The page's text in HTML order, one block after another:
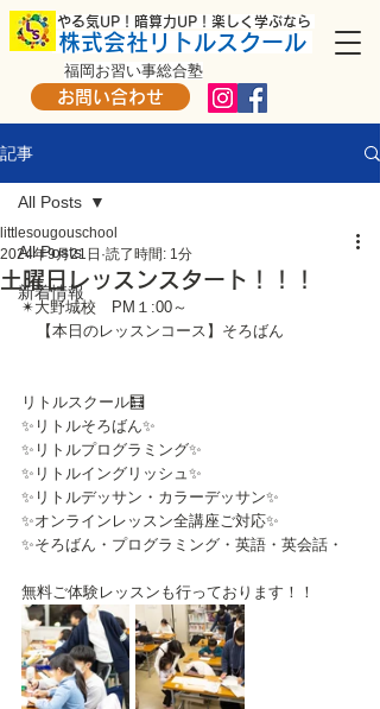
​ やる気UP！暗算力UP！楽しく学ぶなら
株式会社リトルスクール
お問い合わせ
福岡お習い事総合塾
記事
All Posts
新着情報
All Posts
土曜日レッスンスタート！！！
littlesougouschool
2024年9月21日 読了時間: 1分
✴大野城校　PM１:00～
【本日のレッスンコース】そろばん
リトルスクール🧮
✨リトルそろばん✨
✨リトルプログラミング✨
✨リトルイングリッシュ✨
✨リトルデッサン・カラーデッサン✨
✨オンラインレッスン全講座ご対応✨
✨そろばん・プログラミング・英語・英会話・
無料ご体験レッスンも行っております！！